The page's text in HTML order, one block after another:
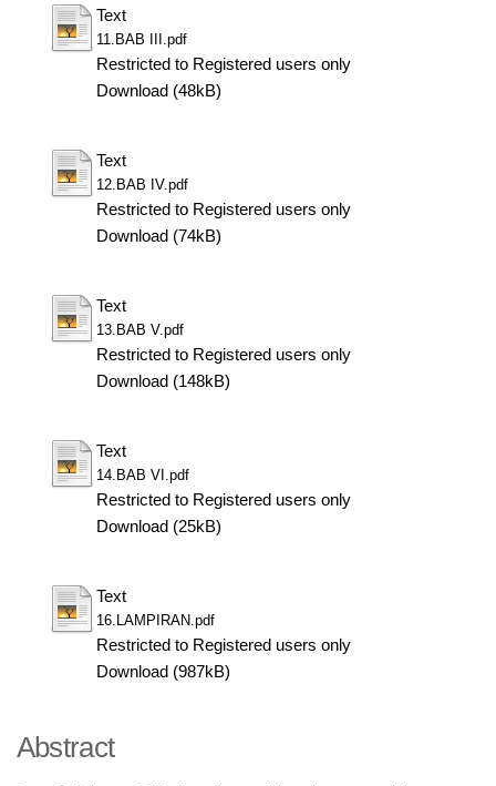
Text
11.BAB III.pdf
Restricted to Registered users only
Download (48kB)
Text
12.BAB IV.pdf
Restricted to Registered users only
Download (74kB)
Text
13.BAB V.pdf
Restricted to Registered users only
Download (148kB)
Text
14.BAB VI.pdf
Restricted to Registered users only
Download (25kB)
Text
16.LAMPIRAN.pdf
Restricted to Registered users only
Download (987kB)
Abstract